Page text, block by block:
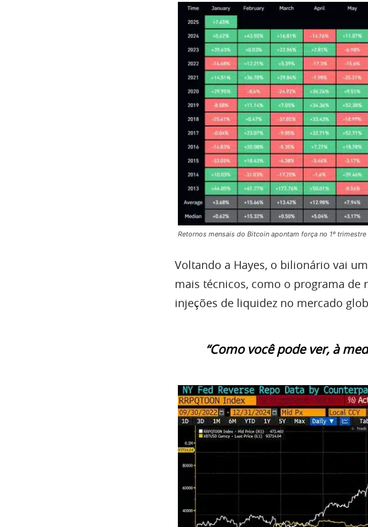
Retornos mensais do Bitcoin apontam força no 1º
Voltando a Hayes, o bilionário vai
mais técnicos, como o programa de
injeções de liquidez no mercado
“Como você pode ver, à